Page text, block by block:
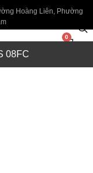
Hoàng Liên, Phường
0
08FC